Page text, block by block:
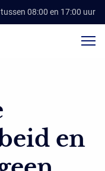
08:00 en 17:00 uur
en